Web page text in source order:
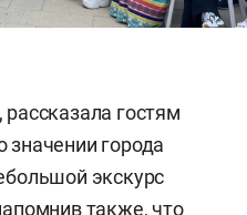
гостям
значении города
экскурс
также, что